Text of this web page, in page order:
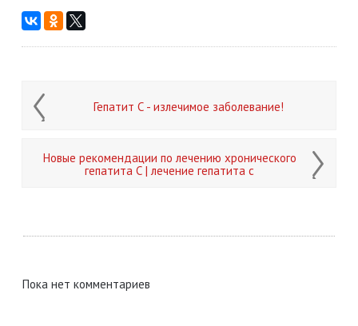
Гепатит С - излечимое заболевание!
Новые рекомендации по лечению хронического
гепатита С | лечение гепатита с
Пока нет комментариев